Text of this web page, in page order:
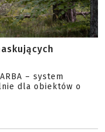
– system
dla obiektów o